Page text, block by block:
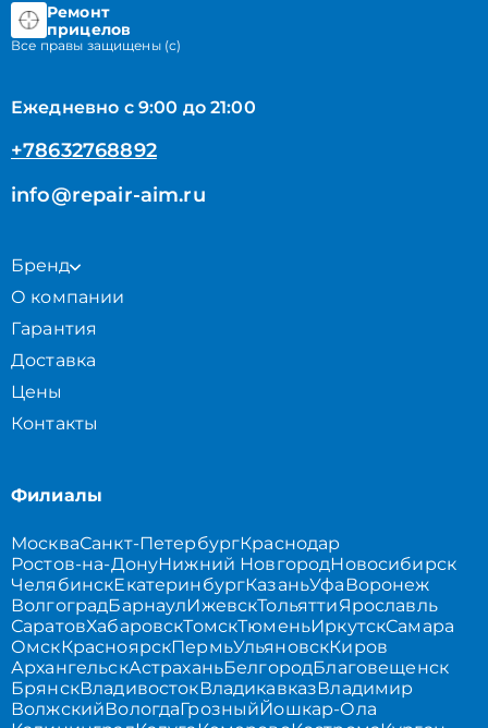
Ремонт
прицелов
Все правы защищены (с)
Ежедневно с 9:00 до 21:00
+78632768892
info@repair-aim.ru
Бренд
О компании
Гарантия
Доставка
Цены
Контакты
Филиалы
МоскваСанкт-ПетербургКраснодар
Ростов-на-ДонуНижний НовгородНовосибирск
ЧелябинскЕкатеринбургКазаньУфаВоронеж
ВолгоградБарнаулИжевскТольяттиЯрославль
СаратовХабаровскТомскТюменьИркутскСамара
ОмскКрасноярскПермьУльяновскКиров
АрхангельскАстраханьБелгородБлаговещенск
БрянскВладивостокВладикавказВладимир
ВолжскийВологдаГрозныйЙошкар-Ола